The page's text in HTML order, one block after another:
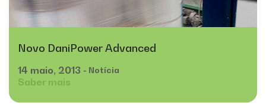
Novo DaniPower Advanced
14 maio, 2013 - Notícia
Saber mais